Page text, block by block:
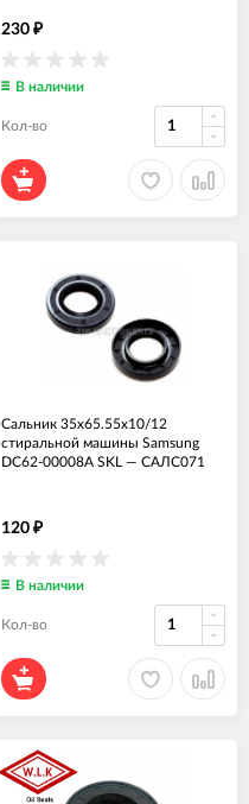
230 ₽
В наличии
Кол-во
Сальник 35x65.55x10/12
стиральной машины Samsung
DC62-00008A SKL
— САЛС071
120 ₽
В наличии
Кол-во